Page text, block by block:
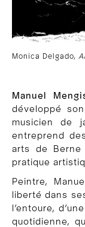
Monica Delgado,
Manuel
développé
musicien de
entreprend
arts de
pratique
Peintre,
liberté dans
l’entoure,
quotidienne,